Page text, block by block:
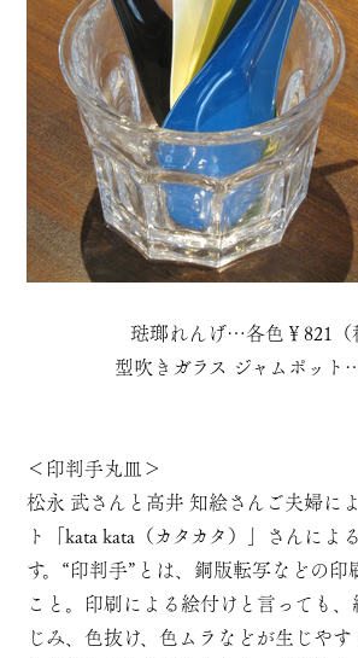
琺瑯れんげ…各色￥821（
型吹きガラス ジャムポット
＜印判手丸皿＞
松永 武さんと高井 知絵さんご夫婦に
ト「kata kata（カタカタ）」さんによ
す。“印判手”とは、銅版転写などの印
こと。印刷による絵付けと言っても、
じみ、色抜け、色ムラなどが生じや